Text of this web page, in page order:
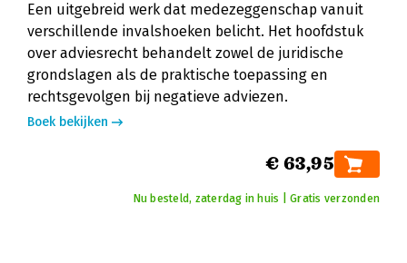
Een uitgebreid werk dat medezeggenschap vanuit
verschillende invalshoeken belicht. Het hoofdstuk
over adviesrecht behandelt zowel de juridische
grondslagen als de praktische toepassing en
rechtsgevolgen bij negatieve adviezen.
Boek bekijken
€ 63,95
Nu besteld, zaterdag in huis | Gratis verzonden